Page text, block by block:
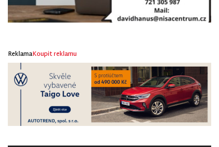
ReklamaKoupit reklamu